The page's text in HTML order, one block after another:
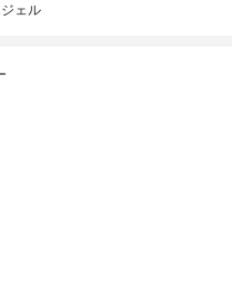
ェル